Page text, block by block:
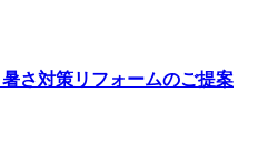
さ対策リフォームのご提案